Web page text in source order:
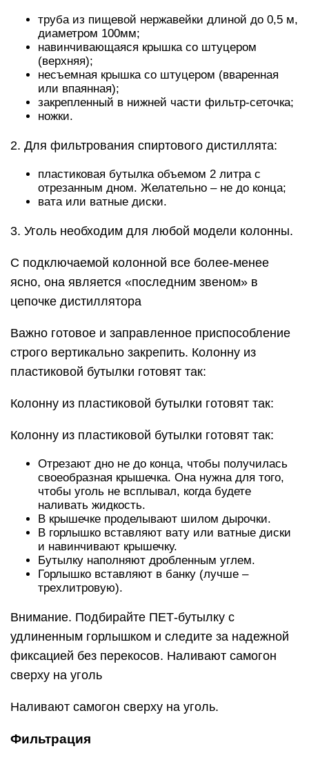
труба из пищевой нержавейки длиной до 0,5 м,
диаметром 100мм;
навинчивающаяся крышка со штуцером
(верхняя);
несъемная крышка со штуцером (вваренная
или впаянная);
закрепленный в нижней части фильтр-сеточка;
ножки.
2. Для фильтрования спиртового дистиллята:
пластиковая бутылка объемом 2 литра с
отрезанным дном. Желательно – не до конца;
вата или ватные диски.
3. Уголь необходим для любой модели колонны.
С подключаемой колонной все более-менее
ясно, она является «последним звеном» в
цепочке дистиллятора
Важно готовое и заправленное приспособление
строго вертикально закрепить. Колонну из
пластиковой бутылки готовят так:
Колонну из пластиковой бутылки готовят так:
Колонну из пластиковой бутылки готовят так:
Отрезают дно не до конца, чтобы получилась
своеобразная крышечка. Она нужна для того,
чтобы уголь не всплывал, когда будете
наливать жидкость.
В крышечке проделывают шилом дырочки.
В горлышко вставляют вату или ватные диски
и навинчивают крышечку.
Бутылку наполняют дробленным углем.
Горлышко вставляют в банку (лучше –
трехлитровую).
Внимание. Подбирайте ПЕТ-бутылку с
удлиненным горлышком и следите за надежной
фиксацией без перекосов. Наливают самогон
сверху на уголь
Наливают самогон сверху на уголь.
Фильтрация